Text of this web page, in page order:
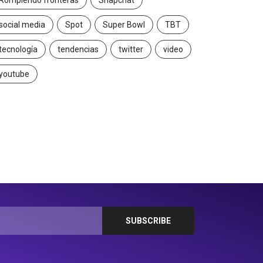
07/16 2026/06/23
media Spot Super Bowl TBT
tendencias twitter video